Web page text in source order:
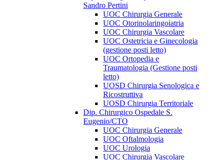
Sandro Pertini
UOC Chirurgia Generale
UOC Otorinolaringoiatria
UOC Chirurgia Vascolare
UOC Ostetricia e Ginecologia
(gestione posti letto)
UOC Ortopedia e
Traumatologia (Gestione posti
letto)
UOSD Chirurgia Senologica e
Ricostruttiva
UOSD Chirurgia Territoriale
Dip. Chirurgico Ospedale S.
Eugenio/CTO
UOC Chirurgia Generale
UOC Oftalmologia
UOC Urologia
UOC Chirurgia Vascolare